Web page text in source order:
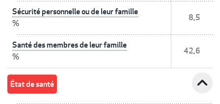
Sécurité personnelle ou de leur famille
%
8,5
Santé des membres de leur famille
%
42,6
État de santé expand_less